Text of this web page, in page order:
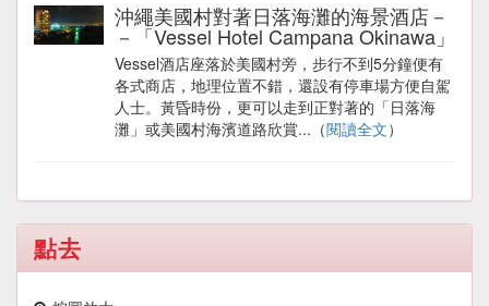
沖繩美國村對著日落海灘的海景酒店－
－「Vessel Hotel Campana Okinawa」
Vessel酒店座落於美國村旁，步行不到5分鐘便有
各式商店，地理位置不錯，還設有停車場方便自駕
人士。黃昏時份，更可以走到正對著的「日落海
灘」或美國村海濱道路欣賞...（閱讀全文）
點去